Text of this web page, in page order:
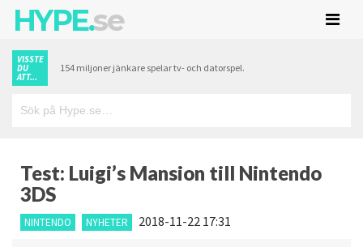
HYPE.se
VISSTE
DU
ATT...
154 miljoner jänkare spelar tv- och datorspel.
Test: Luigi’s Mansion till Nintendo
3DS
NINTENDO NYHETER 2018-11-22 17:31